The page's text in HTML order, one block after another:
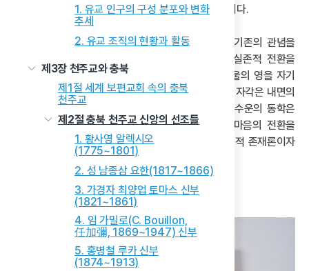
1. 유교 인구의 구성 분포와 변화
추세
2. 유교 조직의 현황과 활동
제3장 천주교와 충북
제1절 세계 보편교회 속의 충북
천주교
제2절 충북 천주교 신앙의 선조들
1. 황사영 알렉시오
(1775~1801)
2. 성 남종삼 요한(1817~1866)
3. 가경자 최양업 토마스 신부
(1821~1861)
4. 임 가밀로(C. Bouillon,
任加彌, 1869~1947) 신부
5. 홍병철 루카 신부
(1874~1913)
조화롭게 세상에 드러난다는 것이 동학의 핵심 사상이다.
따라서 시천주의 자각은 초월적 신을 외부에 두는 기존의 관념을
뛰어넘어 신성을 자기 안에서 발견하고 체현하는 실존적 전환을
의미한다. 인간은 단지 신을 믿는 존재가 아니라 한울의 영을 자기
삶 속에서 드러내는 영적 주체로 재탄생하며, 이러한 자각은 내면의
각성과 외면의 실천을 통해 삶 전체를 변형시킨다. 수운의 동학은
주체의 신성 회복, 우주와의 유기적 연결, 그리고 마음의 전환을
통해 인간과 세계에 대한 인식을 새롭게 정립한 종교적 존재론이자
사상적 혁명이었다.
2) 동학의 전개와 분열